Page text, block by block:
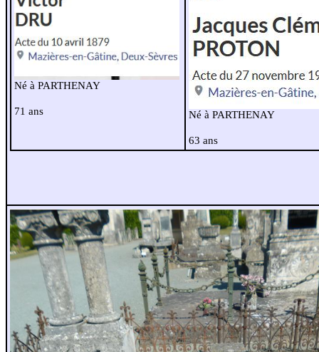
Né à PARTHENAY
71 ans Né à PARTHENAY
63 ans